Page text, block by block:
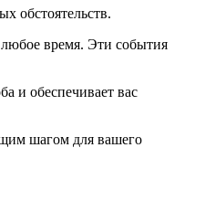
обстоятельств.
время. Эти события
и обеспечивает вас
шагом для вашего